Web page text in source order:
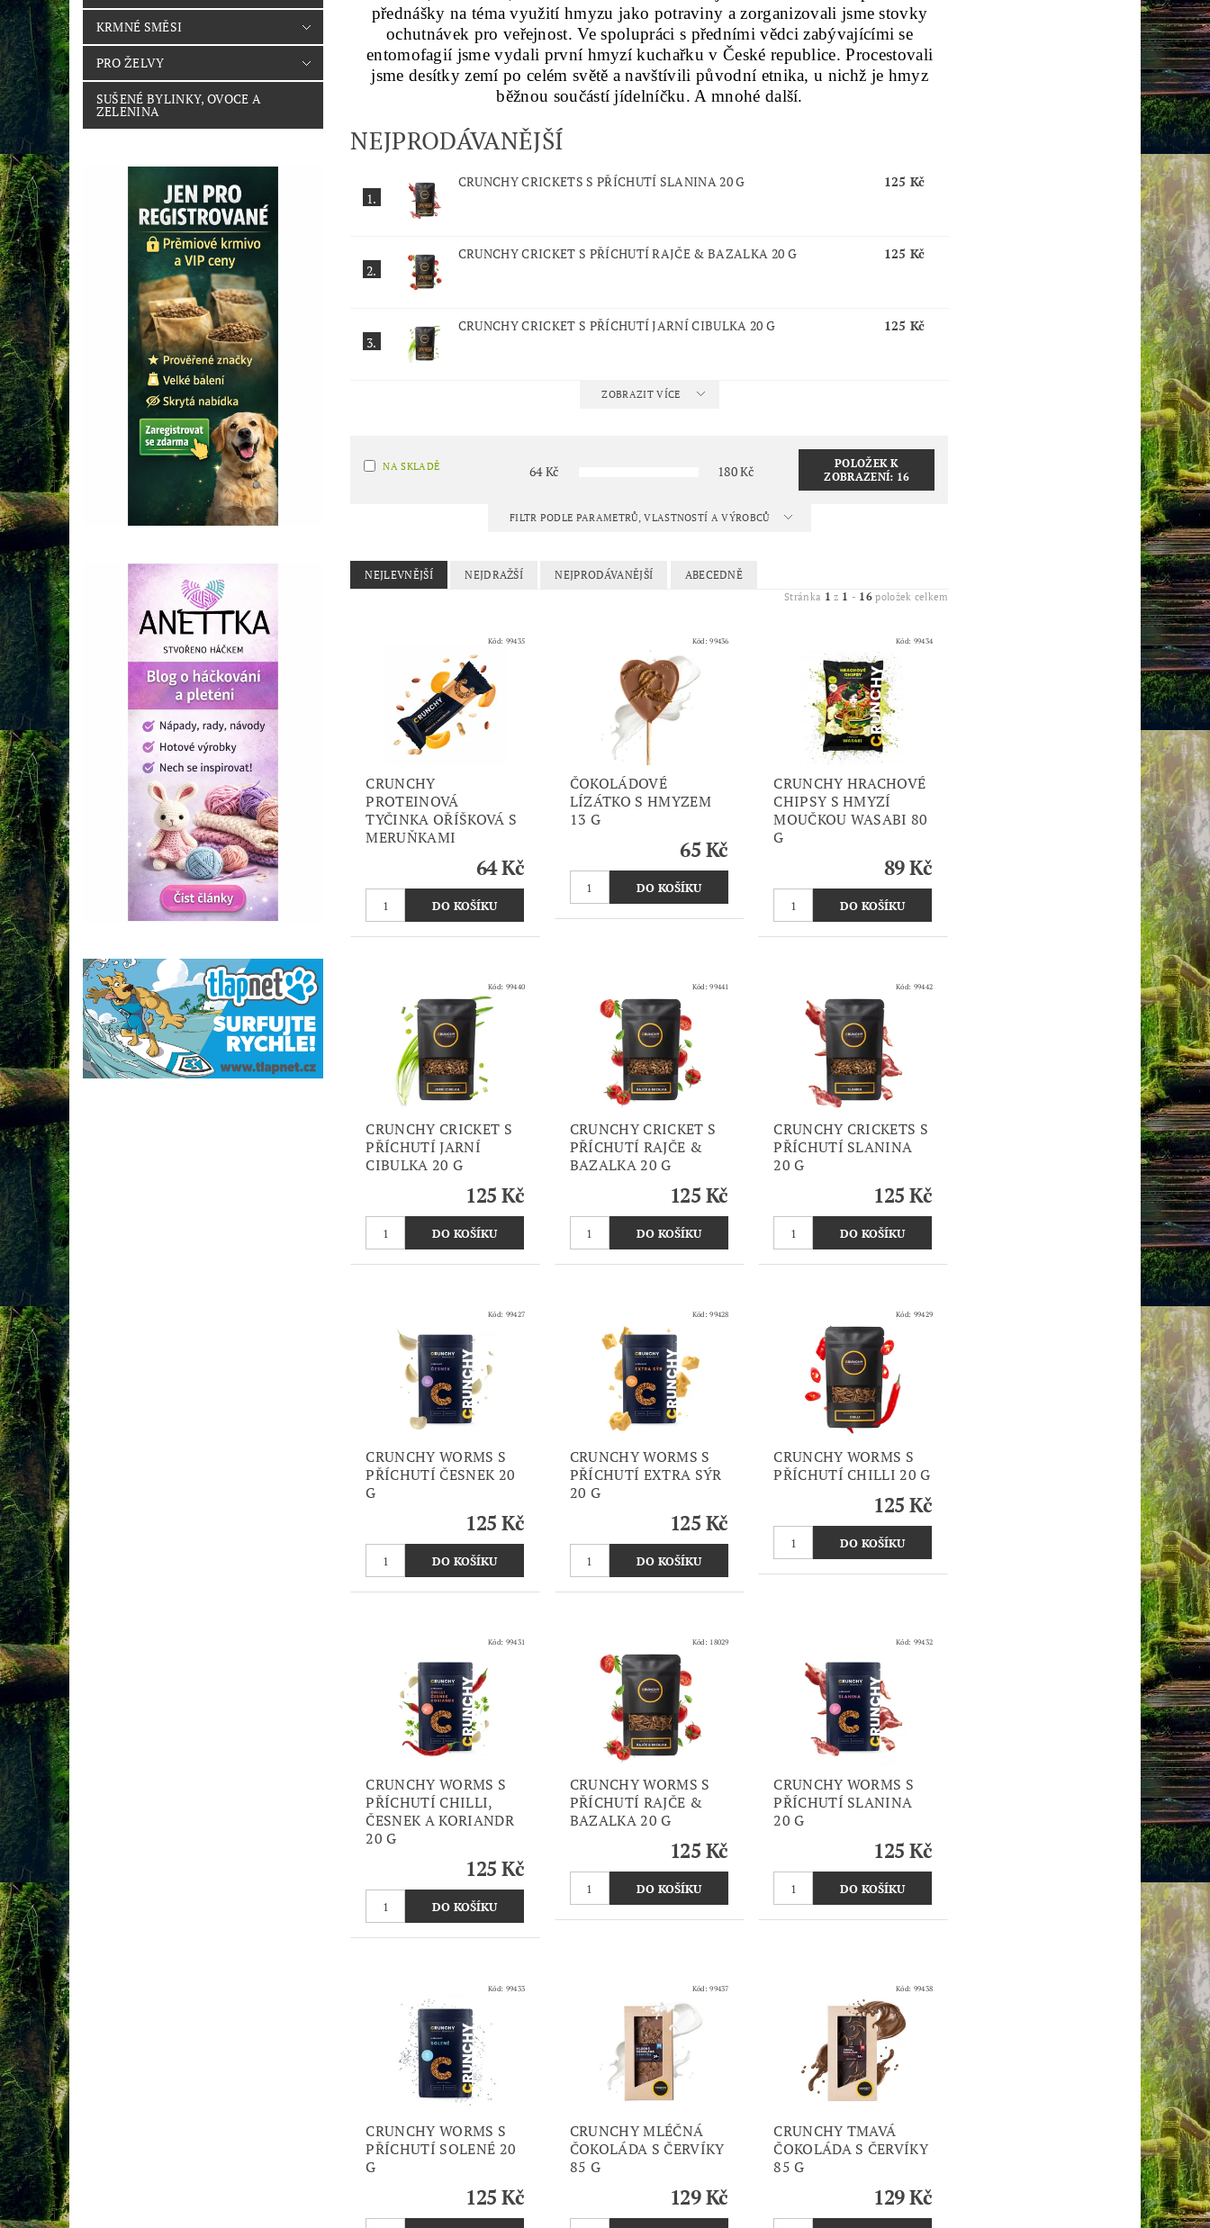
KRMNÉ SMĚSI
PRO ŽELVY
SUŠENÉ BYLINKY, OVOCE A
ZELENINA
přednášky na téma využití hmyzu jako potraviny a zorganizovali jsme stovky
ochutnávek pro veřejnost. Ve spolupráci s předními vědci zabývajícími se
entomofagií jsme vydali první hmyzí kuchařku v České republice. Procestovali
jsme desítky zemí po celém světě a navštívili původní etnika, u nichž je hmyz
běžnou součástí jídelníčku. A mnohé další.
NEJPRODÁVANĚJŠÍ
1.
CRUNCHY CRICKETS S PŘÍCHUTÍ SLANINA 20 G 125 Kč
2.
CRUNCHY CRICKET S PŘÍCHUTÍ RAJČE & BAZALKA 20 G 125 Kč
3.
CRUNCHY CRICKET S PŘÍCHUTÍ JARNÍ CIBULKA 20 G 125 Kč
ZOBRAZIT VÍCE
NA SKLADĚ 64Kč 180Kč
POLOŽEK K
ZOBRAZENÍ: 16
FILTR PODLE PARAMETRŮ, VLASTNOSTÍ A VÝROBCŮ
NEJLEVNĚJŠÍ NEJDRAŽŠÍ NEJPRODÁVANĚJŠÍ ABECEDNĚ
Stránka 1 z 1 - 16položek celkem
Kód: 99435
CRUNCHY
PROTEINOVÁ
TYČINKA OŘÍŠKOVÁ S
MERUŇKAMI
64 Kč
Kód:99436
ČOKOLÁDOVÉ
LÍZÁTKO S HMYZEM
13 G
65 Kč
Kód: 99434
CRUNCHY HRACHOVÉ
CHIPSY S HMYZÍ
MOUČKOU WASABI 80
G
89 Kč
Kód: 99440
CRUNCHY CRICKET S
PŘÍCHUTÍ JARNÍ
CIBULKA 20 G
125 Kč
Kód:99441
CRUNCHY CRICKET S
PŘÍCHUTÍ RAJČE &
BAZALKA 20 G
125 Kč
Kód: 99442
CRUNCHY CRICKETS S
PŘÍCHUTÍ SLANINA
20 G
125 Kč
Kód: 99427
CRUNCHY WORMS S
PŘÍCHUTÍ ČESNEK 20
G
125 Kč
Kód:99428
CRUNCHY WORMS S
PŘÍCHUTÍ EXTRA SÝR
20 G
125 Kč
Kód: 99429
CRUNCHY WORMS S
PŘÍCHUTÍ CHILLI 20 G
125 Kč
Kód: 99431
CRUNCHY WORMS S
PŘÍCHUTÍ CHILLI,
ČESNEK A KORIANDR
20 G
125 Kč
Kód: 18029
CRUNCHY WORMS S
PŘÍCHUTÍ RAJČE &
BAZALKA 20 G
125 Kč
Kód: 99432
CRUNCHY WORMS S
PŘÍCHUTÍ SLANINA
20 G
125 Kč
Kód: 99433
CRUNCHY WORMS S
PŘÍCHUTÍ SOLENÉ 20
G
125 Kč
Kód:99437
CRUNCHY MLÉČNÁ
ČOKOLÁDA S ČERVÍKY
85 G
129 Kč
Kód: 99438
CRUNCHY TMAVÁ
ČOKOLÁDA S ČERVÍKY
85 G
129 Kč